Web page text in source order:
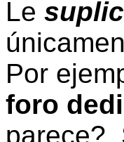
Le
Por
foro
parece?